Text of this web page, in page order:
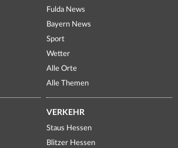
Fulda News
Bayern News
Sport
Wetter
Alle Orte
Alle Themen
VERKEHR
Staus Hessen
Blitzer Hessen